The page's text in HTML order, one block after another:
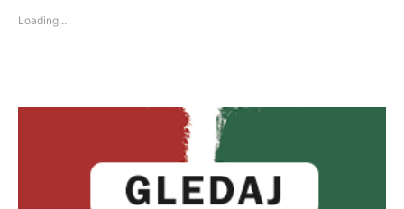
window)
Loading...